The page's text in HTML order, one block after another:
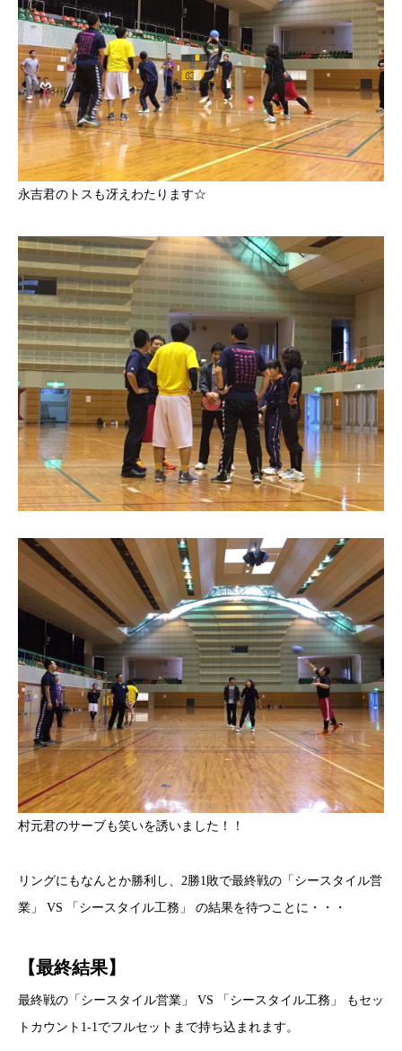
永吉君のトスも冴えわたります☆
村元君のサーブも笑いを誘いました！！
リングにもなんとか勝利し、2勝1敗で最終戦の「シースタイル営
業」 VS 「シースタイル工務」 の結果を待つことに・・・
【最終結果】
最終戦の「シースタイル営業」 VS 「シースタイル工務」 もセッ
トカウント1-1でフルセットまで持ち込まれます。